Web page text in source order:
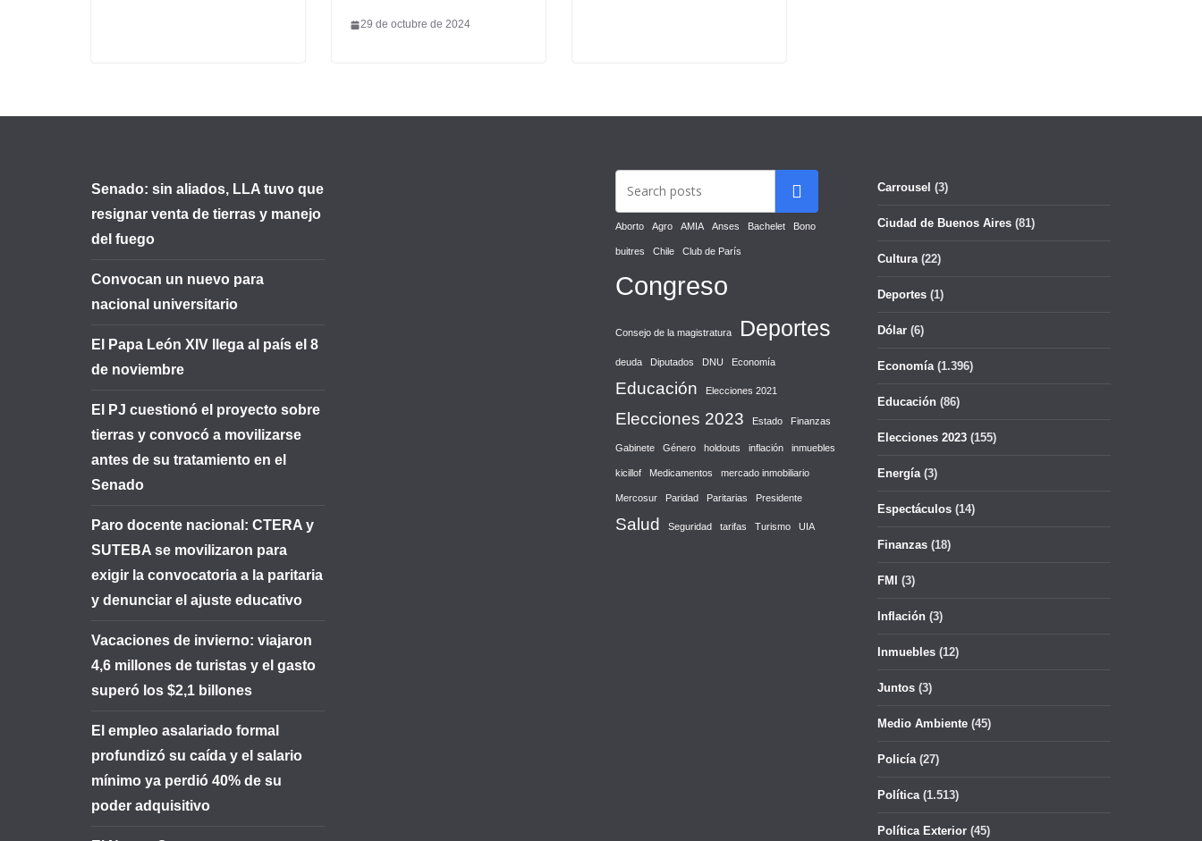
29 de octubre de 2024
Senado: sin aliados, LLA tuvo que
resignar venta de tierras y manejo
del fuego
Convocan un nuevo para
nacional universitario
El Papa León XIV llega al país el 8
de noviembre
El PJ cuestionó el proyecto sobre
tierras y convocó a movilizarse
antes de su tratamiento en el
Senado
Paro docente nacional: CTERA y
SUTEBA se movilizaron para
exigir la convocatoria a la paritaria
y denunciar el ajuste educativo
Vacaciones de invierno: viajaron
4,6 millones de turistas y el gasto
superó los $2,1 billones
El empleo asalariado formal
profundizó su caída y el salario
mínimo ya perdió 40% de su
poder adquisitivo
Aborto Agro AMIA Anses Bachelet Bono
buitres Chile Club de París
Congreso
Consejo de la magistratura Deportes
deuda Diputados DNU Economía
Educación Elecciones 2021
Elecciones 2023 Estado Finanzas
Gabinete Género holdouts inflación inmuebles
kicillof Medicamentos mercado inmobiliario
Mercosur Paridad Paritarias Presidente
Salud Seguridad tarifas Turismo UIA
Carrousel (3)
Ciudad de Buenos Aires (81)
Cultura(22)
Deportes (1)
Dólar (6)
Economía(1.396)
Educación (86)
Elecciones 2023 (155)
Energía(3)
Espectáculos (14)
Finanzas (18)
FMI (3)
Inflación (3)
Inmuebles (12)
Juntos (3)
Medio Ambiente (45)
Policía(27)
Política(1.513)
Política Exterior (45)